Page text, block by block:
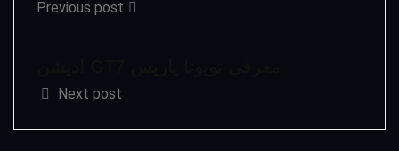
Previous post
Next post